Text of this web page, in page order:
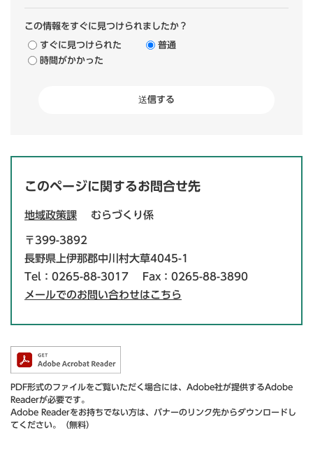
この情報をすぐに見つけられましたか？
すぐに見つけられた
普通
時間がかかった
このページに関するお問合せ先
地域政策課 むらづくり係
〒399-3892
長野県上伊那郡中川村大草4045-1
Tel：0265-88-3017
Fax：0265-88-3890
メールでのお問い合わせはこちら
PDF形式のファイルをご覧いただく場合には、Adobe社が提供するAdobe
Readerが必要です。
Adobe Readerをお持ちでない方は、バナーのリンク先からダウンロードし
てください。（無料）